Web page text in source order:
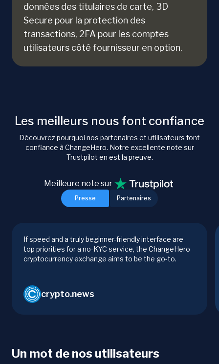
données des titulaires de carte, 3D
Secure pour la protection des
transactions, 2FA pour les comptes
utilisateurs côté fournisseur en option.
Les meilleurs nous font confiance
Découvrez pourquoi nos partenaires et utilisateurs font
confiance à ChangeHero. Notre excellente note sur
Trustpilot en est la preuve.
Presse Partenaires
Meilleure note sur
If speed and a truly beginner-friendly interface are
top priorities for a no-KYC service, the ChangeHero
cryptocurrency exchange aims to be the go-to.
crypto.news
Un mot de nos utilisateurs